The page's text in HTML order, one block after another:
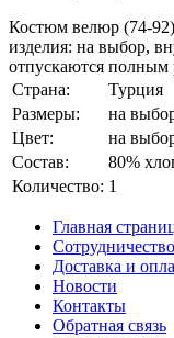
Костюм велюр (74-
изделия: на выбор,
отпускаются полным
Страна:
Турция
Размеры:
на
Цвет:
на
Состав:
80%
Количество: 1
Главная
Сотрудничество
Доставка и
Новости
Контакты
Обратная связь